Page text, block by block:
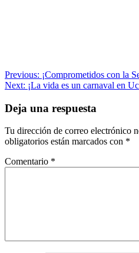
Navegación
de
entradas
Previous: ¡Comprometidos con la
Next: ¡La vida es un carnaval en
Deja una respuesta
Tu dirección de correo electrónico
obligatorios están marcados con *
Comentario *